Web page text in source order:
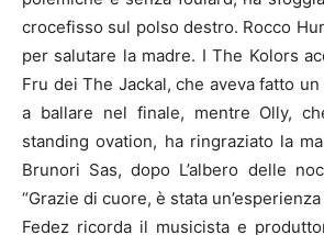
crocefisso sul polso destro. Rocco
per salutare la madre. I The Kolors
Fru dei The Jackal, che aveva fatto
a ballare nel finale, mentre Olly,
standing ovation, ha ringraziato la
Brunori Sas, dopo L’albero delle
“Grazie di cuore, è stata
Fedez ricorda il musicista e